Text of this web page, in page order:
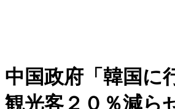
中国政府「韓国に
観光客２０％減ら